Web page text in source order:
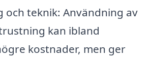
och teknik: Användning av
kan ibland
kostnader, men ger